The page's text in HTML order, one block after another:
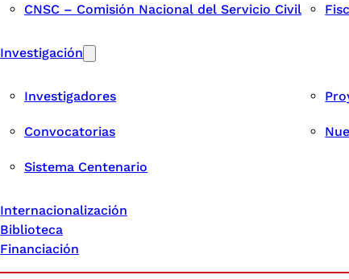
CNSC – Comisión Nacional del Servicio Civil
Investigación
Investigadores
Convocatorias
Sistema Centenario
Internacionalización
Biblioteca
Financiación